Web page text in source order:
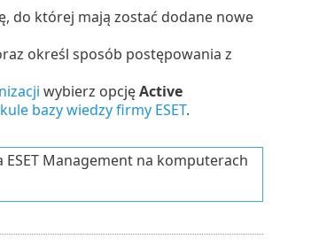
do której mają zostać dodane nowe
określ sposób postępowania z
wybierz opcjęActive
bazy wiedzy firmy ESET.
Management na komputerach